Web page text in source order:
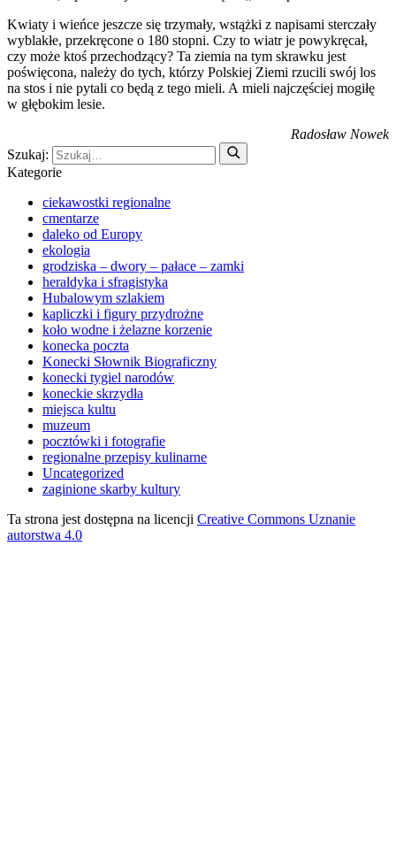
Kwiaty i wieńce jeszcze się trzymały, wstążki z napisami sterczały
wyblakłe, przekręcone o 180 stopni. Czy to wiatr je powykręcał,
czy może ktoś przechodzący? Ta ziemia na tym skrawku jest
poświęcona, należy do tych, którzy Polskiej Ziemi rzucili swój los
na stos i nie pytali co będą z tego mieli. A mieli najczęściej mogiłę
w głębokim lesie.
Radosław Nowek
Szukaj:
Kategorie
ciekawostki regionalne
cmentarze
daleko od Europy
ekologia
grodziska – dwory – pałace – zamki
heraldyka i sfragistyka
Hubalowym szlakiem
kapliczki i figury przydrożne
koło wodne i żelazne korzenie
konecka poczta
Konecki Słownik Biograficzny
konecki tygiel narodów
koneckie skrzydła
miejsca kultu
muzeum
pocztówki i fotografie
regionalne przepisy kulinarne
Uncategorized
zaginione skarby kultury
Ta strona jest dostępna na licencji Creative Commons Uznanie
autorstwa 4.0